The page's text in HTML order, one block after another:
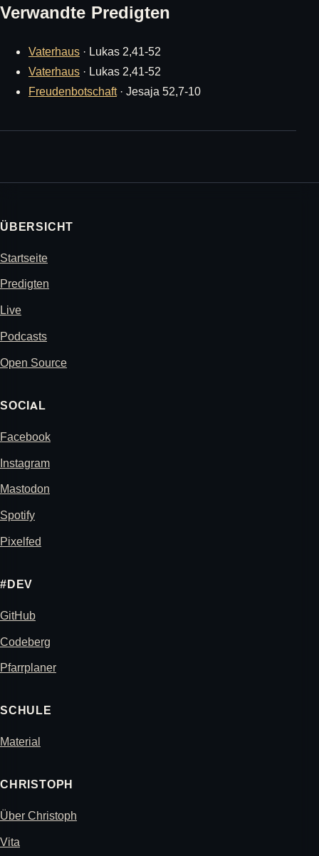
Verwandte Predigten
Vaterhaus · Lukas 2,41-52
Vaterhaus · Lukas 2,41-52
Freudenbotschaft· Jesaja 52,7-10
ÜBERSICHT
Startseite
Predigten
Live
Podcasts
Open Source
SOCIAL
Facebook
Instagram
Mastodon
Spotify
Pixelfed
#DEV
GitHub
Codeberg
Pfarrplaner
SCHULE
Material
CHRISTOPH
Über Christoph
Vita